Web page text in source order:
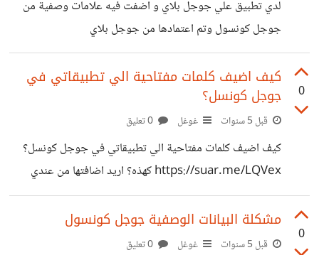
لدي تطبيق علي جوجل بلاي و اضفت فيه علامات وصفية من
جوجل كونسول وتم اعتمادها من جوجل بلاي
https://suar.me/o7pXP ولاكن عندما بحثت عن تطبيقي
لم اجد العلامات الوصفية قد ضهرت
رابط تطبيقي:
https://play.google.com/store/apps/details?
جزاه الله خيرا
0
كيف اضيف كلمات مفتاحية الي تطبيقاتي في
جوجل كونسل؟
قبل 5 سنوات غوغل
كيف اضيف كلمات مفتاحية الي تطبيقاتي في جوجل كونسل؟
https://suar.me/LQVex كهذه؟ اريد اضافتها من عندي
0
مشكلة البيانات الوصفية جوجل كونسول
قبل 5 سنوات غوغل